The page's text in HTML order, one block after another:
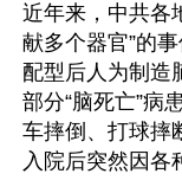
近年来，中共各
献多个器官”的
配型后人为制造
部分“脑死亡”病
车摔倒、打球摔
入院后突然因各